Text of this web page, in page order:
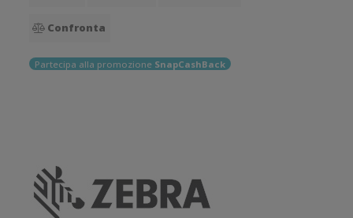
Confronta
Partecipa alla promozione SnapCashBack